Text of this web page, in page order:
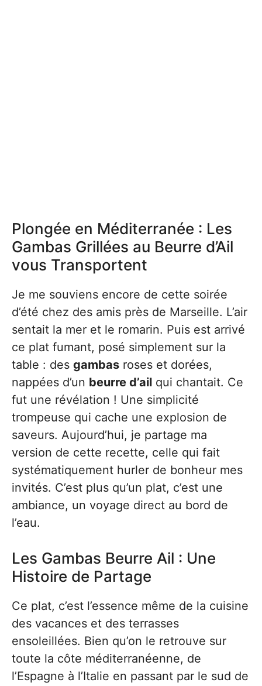
Plongée en Méditerranée : Les
Gambas Grillées au Beurre d’Ail
vous Transportent
Je me souviens encore de cette soirée
d’été chez des amis près de Marseille. L’air
sentait la mer et le romarin. Puis est arrivé
ce plat fumant, posé simplement sur la
table : des gambas roses et dorées,
nappées d’un beurre d’ail qui chantait. Ce
fut une révélation ! Une simplicité
trompeuse qui cache une explosion de
saveurs. Aujourd’hui, je partage ma
version de cette recette, celle qui fait
systématiquement hurler de bonheur mes
invités. C’est plus qu’un plat, c’est une
ambiance, un voyage direct au bord de
l’eau.
Les Gambas Beurre Ail : Une
Histoire de Partage
Ce plat, c’est l’essence même de la cuisine
des vacances et des terrasses
ensoleillées. Bien qu’on le retrouve sur
toute la côte méditerranéenne, de
l’Espagne à l’Italie en passant par le sud de